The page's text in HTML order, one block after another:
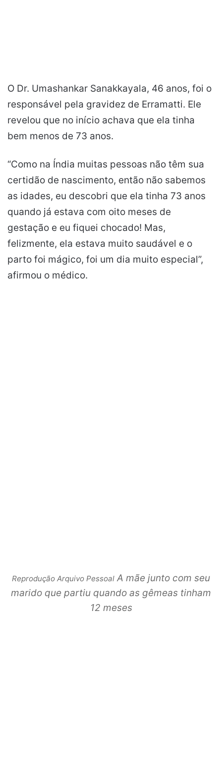
O Dr. Umashankar Sanakkayala, 46 anos, foi o
responsável pela gravidez de Erramatti. Ele
revelou que no início achava que ela tinha
bem menos de 73 anos.
“Como na Índia muitas pessoas não têm sua
certidão de nascimento, então não sabemos
as idades, eu descobri que ela tinha 73 anos
quando já estava com oito meses de
gestação e eu fiquei chocado! Mas,
felizmente, ela estava muito saudável e o
parto foi mágico, foi um dia muito especial”,
afirmou o médico.
Reprodução Arquivo Pessoal A mãe junto com seu
marido que partiu quando as gêmeas tinham
12 meses